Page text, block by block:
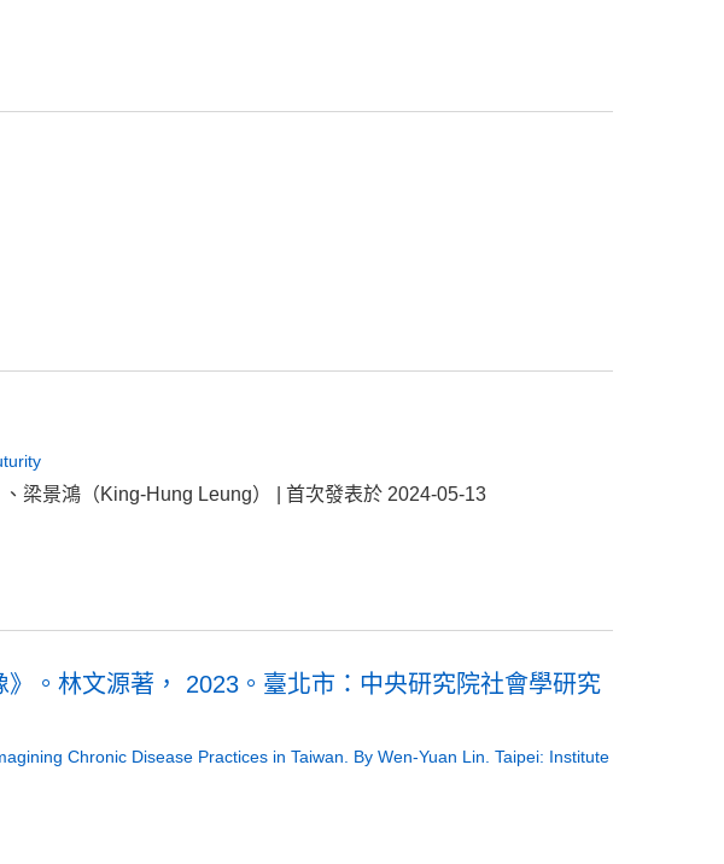
梁景鴻（King-Hung Leung） | 首次發表於 2024-05-13
。林文源著， 2023。臺北市：中央研究院社會學研究
Chronic Disease Practices in Taiwan. By Wen-Yuan Lin. Taipei: Institute